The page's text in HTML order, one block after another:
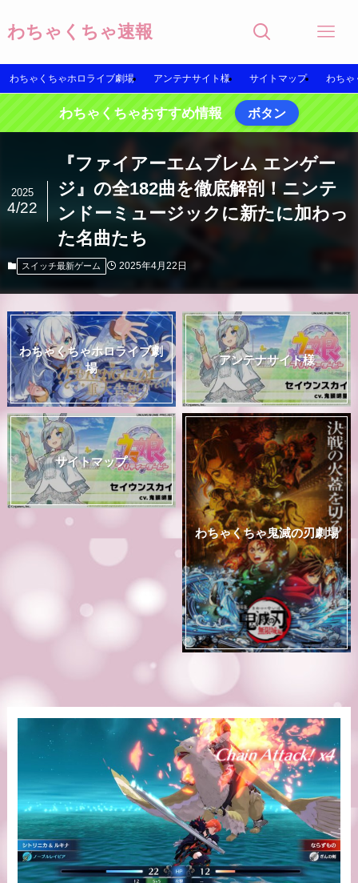
わちゃくちゃ速報
わちゃくちゃホロライブ劇場 アンテナサイト様 サイトマップ わちゃ
わちゃくちゃおすすめ情報 ボタン
『ファイアーエムブレム エンゲー
ジ』の全182曲を徹底解剖！ニンテ
ンドーミュージックに新たに加わっ
た名曲たち
2025
4/22
スイッチ最新ゲーム 2025年4月22日
わちゃくちゃホロライブ劇
場
アンテナサイト様
サイトマップ
わちゃくちゃ鬼滅の刃劇場